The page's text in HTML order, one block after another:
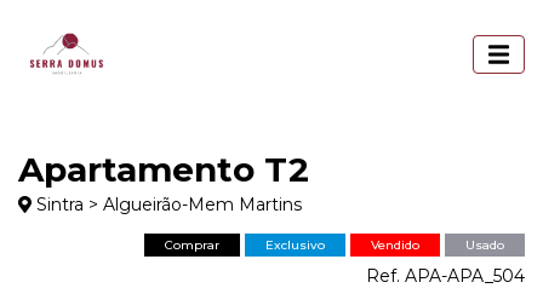
Apartamento T2
Sintra > Algueirão-Mem Martins
Comprar Exclusivo Vendido Usado
Ref. APA-APA_504